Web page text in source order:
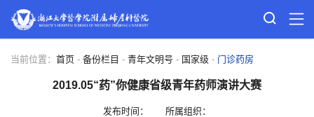
当前位置： 首页 - 备份栏目 - 青年文明号 - 国家级 - 门诊药房
2019.05“药”你健康省级青年药师演讲大赛
发布时间： 所属组织：